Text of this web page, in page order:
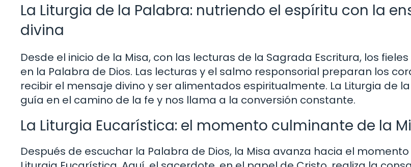
La Liturgia de la Palabra: nutriendo el espíritu con la
divina
Desde el inicio de la Misa, con las lecturas de la Sagrada Escritura, los
en la Palabra de Dios. Las lecturas y el salmo responsorial preparan los
recibir el mensaje divino y ser alimentados espiritualmente. La Liturgia de
guía en el camino de la fe y nos llama a la conversión constante.
La Liturgia Eucarística: el momento culminante de la
Después de escuchar la Palabra de Dios, la Misa avanza hacia el